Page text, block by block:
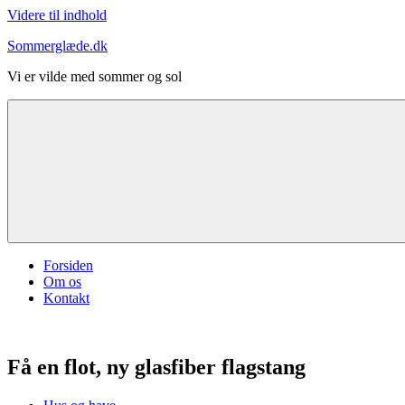
Videre til indhold
Sommerglæde.dk
Vi er vilde med sommer og sol
Forsiden
Om os
Kontakt
Få en flot, ny glasfiber flagstang